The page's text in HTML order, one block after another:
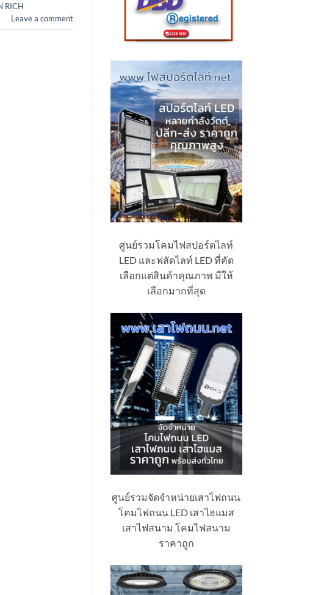
RICH
Leave a comment
ศูนย์รวมโคมไฟสปอร์ตไลท์
LED และฟลัดไลท์ LED ที่คัด
เลือกแต่สินค้าคุณภาพ มีให้
เลือกมากที่สุด
ศูนย์รวมจัดจำหน่ายเสาไฟถนน
โคมไฟถนน LED เสาไฮแมส
เสาไฟสนาม โคมไฟสนาม
ราคาถูก